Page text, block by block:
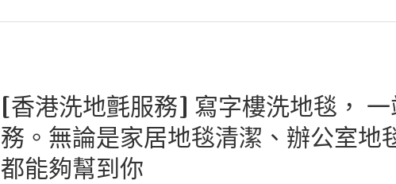
[香港洗地氈服務] 寫字樓洗地毯，
務。無論是家居地毯清潔、辦公室地
都能夠幫到你